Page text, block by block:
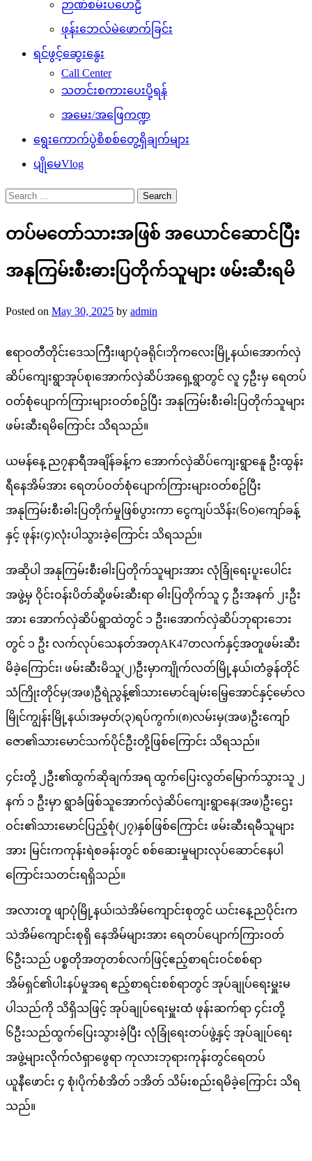
ဉာဏ်စမ်းပဟေဠိ
ဖုန်းဘေလ်မဲဖောက်ခြင်း
ရင်ဖွင့်ဆွေးနွေး
Call Center
သတင်းစကားပေးပို့ရန်
အမေး/အဖြေကဏ္ဍ
ရွေးကောက်ပွဲစိစစ်တွေ့ရှိချက်များ
ပျိုမေVlog
Search
for:
တပ်မတော်သားအဖြစ် အယောင်ဆောင်ပြီး
အနုကြမ်းစီးဓားပြတိုက်သူများ ဖမ်းဆီးရမိ
Posted on May 30, 2025 by admin
ဧရာဝတီတိုင်းဒေသကြီး၊ဖျာပုံခရိုင်၊ဘိုကလေးမြို့နယ်၊အောက်လှဲ
ဆိပ်ကျေးရွာအုပ်စု၊အောက်လှဲဆိပ်အရှေ့ရွာတွင် လူ ၄ဦးမှ ရေတပ်
ဝတ်စုံပျောက်ကြားများဝတ်စဥ်ပြီး အနုကြမ်းစီးဓါးပြတိုက်သူများ
ဖမ်းဆီးရမိကြောင်း သိရသည်။
ယမန်နေ့ ည၇နာရီအချိန်ခန့်က အောက်လှဲဆိပ်ကျေးရွာနေူ ဦးထွန်း
ရီနေအိမ်အား ရေတပ်ဝတ်စုံပျောက်ကြားများဝတ်စဥ်ပြီး
အနုကြမ်းစီးဓါးပြတိုက်မှုဖြစ်ပွားကာ ငွေကျပ်သိန်း(၆၀)ကျော်ခန့်
နှင့် ဖုန်း(၄)လုံးပါသွားခဲ့ကြောင်း သိရသည်။
အဆိုပါ အနုကြမ်းစီးဓါးပြတိုက်သူများအား လုံခြုံရေးပူးပေါင်း
အဖွဲ့မှ ဝိုင်းဝန်းပိတ်ဆို့ဖမ်းဆီးရာ ဓါးပြတိုက်သူ ၄ ဦးအနက် ၂းဦး
အား အောက်လှဲဆိပ်ရွာထဲတွင် ၁ ဦး၊အောက်လှဲဆိပ်ဘုရားဘေး
တွင် ၁ ဦး လက်လုပ်သေနတ်အတုAK47တလက်နှင့်အတူဖမ်းဆီး
မိခဲ့ကြောင်း၊ ဖမ်းဆီးမိသူ(၂)ဦးမှာကျိုက်လတ်မြို့နယ်၊တံခွန်တိုင်
သံကြိုးတိုင်မှ(အဖ)ဦရဲညွန့်၏သားမောင်ချမ်းမြေ့အောင်နှင့်မော်လ
မြိုင်ကျွန်းမြို့နယ်၊အမှတ်(၃)ရပ်ကွက်၊(၈)လမ်းမှ(အဖ)ဦးကျော်
ဇော၏သားမောင်သက်ပိုင်ဦးတို့ဖြစ်ကြောင်း သိရသည်။
၄င်းတို့ ၂ဦး၏ထွက်ဆိုချက်အရ ထွက်ပြေးလွတ်မြောက်သွားသူ ၂
နက် ၁ ဦးမှာ ရွာခံဖြစ်သူအောက်လှဲဆိပ်ကျေးရွာနေ(အဖ)ဦးဌေး
ဝင်း၏သားမောင်ပြည့်စုံ(၂၇)နှစ်ဖြစ်ကြောင်း ဖမ်းဆီးရမီသူများ
အား မြင်းကကုန်းရဲစခန်းတွင် စစ်ဆေးမှုများလုပ်ဆောင်နေပါ
ကြောင်းသတင်းရရှိသည်။
အလားတူ ဖျာပုံမြို့နယ်၊သဲအိမ်ကျောင်းစုတွင် ယင်းနေ့ညပိုင်းက
သဲအိမ်ကျောင်းစုရှိ နေအိမ်များအား ရေတပ်ပျောက်ကြားဝတ်
၆ဦးသည် ပစ္စတိုအတုတစ်လက်ဖြင့်ဧည့်စာရင်းဝင်စစ်ရာ
အိမ်ရှင်၏ပါးနပ်မှုအရ ဧည့်စာရင်းစစ်ရာတွင် အုပ်ချုပ်ရေးမှူးမ
ပါသည်ကို သိရှိသဖြင့် အုပ်ချုပ်ရေးမှူးထံ ဖုန်းဆက်ရာ ၄င်းတို့
၆ဦးသည်ထွက်ပြေးသွားခဲ့ပြီး လုံခြုံရေးတပ်ဖွဲ့နှင့် အုပ်ချုပ်ရေး
အဖွဲ့များလိုက်လံရှာဖွေရာ ကုလားဘုရားကုန်းတွင်ရေတပ်
ယူနီဖောင်း ၄ စုံ၊ပိုက်စံအိတ် ၁အိတ် သိမ်းစည်းရမိခဲ့ကြောင်း သိရ
သည်။